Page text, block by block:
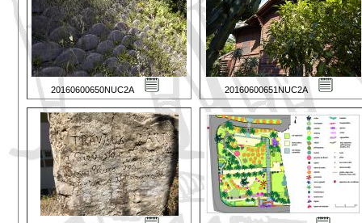
20160600650NUC2A 20160600651NUC2A